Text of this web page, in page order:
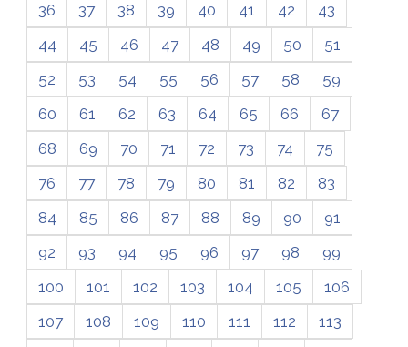
36
37 38 39 40 41 42
43
44
45 46 47 48 49 50
51
52
53 54 55 56 57 58
59
60
61 62 63 64 65 66
67
68
69 70 71 72 73 74
75
76
77 78 79 80 81 82
83
84
85 86 87 88 89 90
91
92
93 94 95 96 97 98
99
100
101 102 103 104 105
106
107
108 109 110 111 112
113